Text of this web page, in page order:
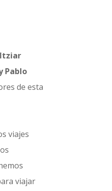
Itziar
Pablo
de esta
viajes
viajar